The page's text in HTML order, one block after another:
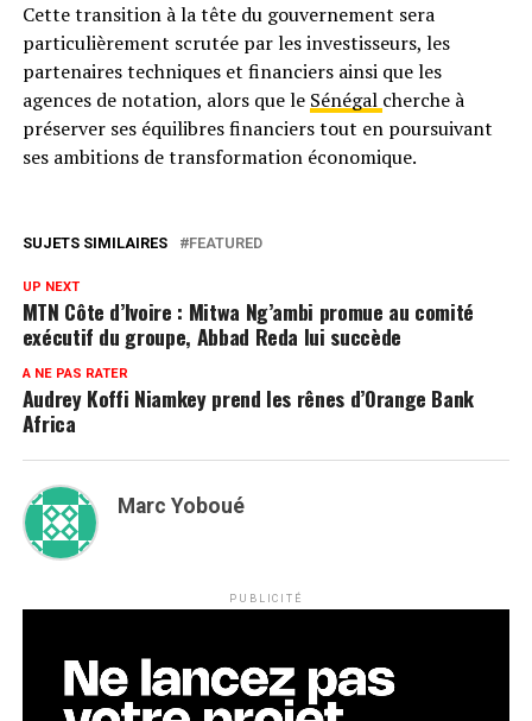
Cette transition à la tête du gouvernement sera
particulièrement scrutée par les investisseurs, les
partenaires techniques et financiers ainsi que les
agences de notation, alors que le Sénégal cherche à
préserver ses équilibres financiers tout en poursuivant
ses ambitions de transformation économique.
SUJETS SIMILAIRES FEATURED
UP NEXT
MTN Côte d’Ivoire : Mitwa Ng’ambi promue au comité
exécutif du groupe, Abbad Reda lui succède
A NE PAS RATER
Audrey Koffi Niamkey prend les rênes d’Orange Bank
Africa
Marc Yoboué
PUBLICITÉ